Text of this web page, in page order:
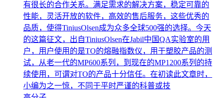
有很长的合作关系。满足需求的解决方案，稳定可靠的
性能，灵活开放的软件，高效的售后服务，这些优秀的
品质，使得TiniusOlsen成为众多全球500强的选择。今天
的这篇征文，出自TiniusOlsen在Jabil中国QA实验室的用
户，用户使用的是TO的熔融指数仪，用于塑胶产品的测
试，从老一代的MP600系列，到现在的MP1200系列的持
续使用，可谓对TO的产品十分信任。在初读此文章时，
小编为之一惊，不同于平时严谨的科普或技